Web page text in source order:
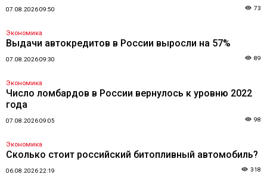
07.08.2026 09:50 73
Экономика
Выдачи автокредитов в России выросли на 57%
07.08.2026 09:30 89
Экономика
Число ломбардов в России вернулось к уровню 2022
года
07.08.2026 09:05 98
Экономика
Сколько стоит российский битопливный автомобиль?
06.08.2026 22:19 318